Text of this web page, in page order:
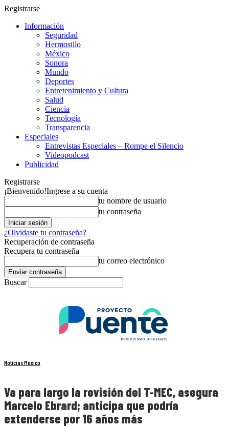
Registrarse
Información
Seguridad
Hermosillo
México
Sonora
Mundo
Deportes
Entretenimiento y Cultura
Salud
Ciencia
Tecnología
Transparencia
Especiales
Entrevistas Especiales – Rompe el Silencio
Videopodcast
Publicidad
Registrarse
¡Bienvenido!Ingrese a su cuenta
tu nombre de usuario
tu contraseña
¿Olvidaste tu contraseña?
Recuperación de contraseña
Recupera tu contraseña
tu correo electrónico
Buscar
Noticias México
Va para largo la revisión del T-MEC, asegura
Marcelo Ebrard; anticipa que podría
extenderse por 16 años más